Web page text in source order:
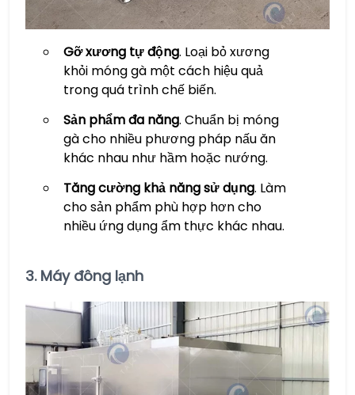
Gỡ xương tự động. Loại bỏ xương
khỏi móng gà một cách hiệu quả
trong quá trình chế biến.
Sản phẩm đa năng. Chuẩn bị móng
gà cho nhiều phương pháp nấu ăn
khác nhau như hầm hoặc nướng.
Tăng cường khả năng sử dụng. Làm
cho sản phẩm phù hợp hơn cho
nhiều ứng dụng ẩm thực khác nhau.
3. Máy đông lạnh